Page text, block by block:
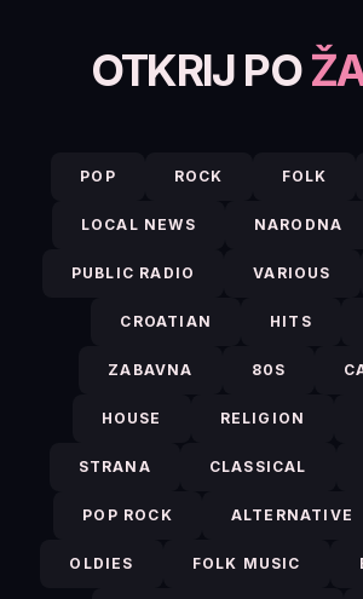
OTKRIJ PO
POP ROCK FOLK
LOCAL NEWS NARODNA
PUBLIC RADIO VARIOUS
CROATIAN HITS
ZABAVNA 80S
HOUSE RELIGION
STRANA CLASSICAL
POP ROCK ALTERNATIVE
OLDIES FOLK MUSIC